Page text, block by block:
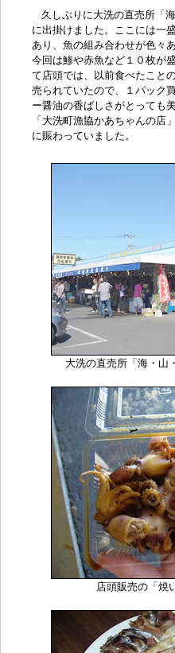
久しぶりに大洗の直売所 「
に出掛けました。ここには一
あり、魚の組み合わせが色々
今回は鯵や赤魚など１０枚が
て店頭では、以前食べたこと
売られていたので、１パック
ー醤油の香ばしさがとっても
「大洗町漁協かあちゃんの店
に賑わっていました。
大洗の直売所「海・山
店頭販売の「焼